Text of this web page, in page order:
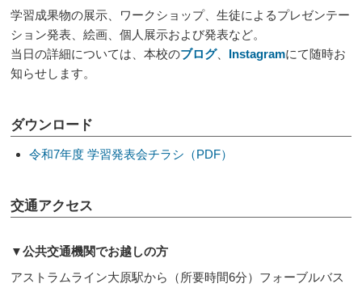
学習成果物の展示、ワークショップ、生徒によるプレゼンテー
ション発表、絵画、個人展示および発表など。
当日の詳細については、本校のブログ、 Instagramにて随時お
知らせします。
ダウンロード
令和7年度 学習発表会チラシ（PDF）
交通アクセス
▼公共交通機関でお越しの方
アストラムライン大原駅から（所要時間6分）フォーブルバス